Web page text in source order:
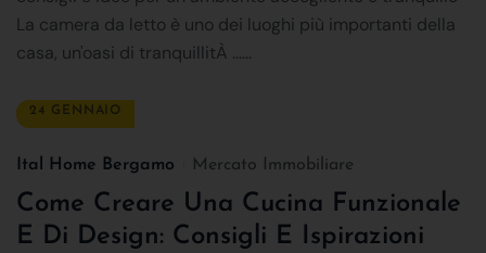
La camera da letto è uno dei luoghi più importanti della
casa, un'oasi di tranquillitÀ ......
24 GENNAIO
Ital Home Bergamo Mercato Immobiliare
Come Creare Una Cucina Funzionale
E Di Design: Consigli E Ispirazioni